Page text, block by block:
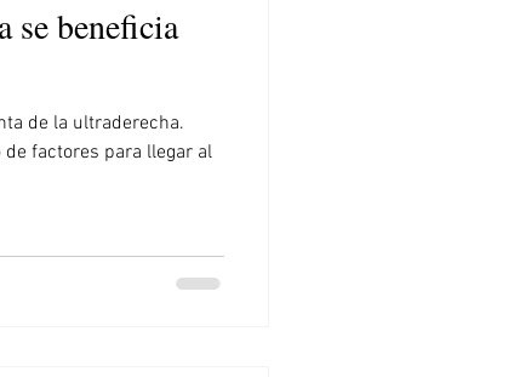
se beneficia
de la ultraderecha.
factores para llegar al